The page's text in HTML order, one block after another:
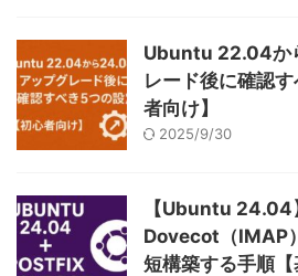
Ubuntu 22.04か
レード後に確認
者向け】
2025/9/30
【Ubuntu
Dovecot（IMAP
短構築する手順【